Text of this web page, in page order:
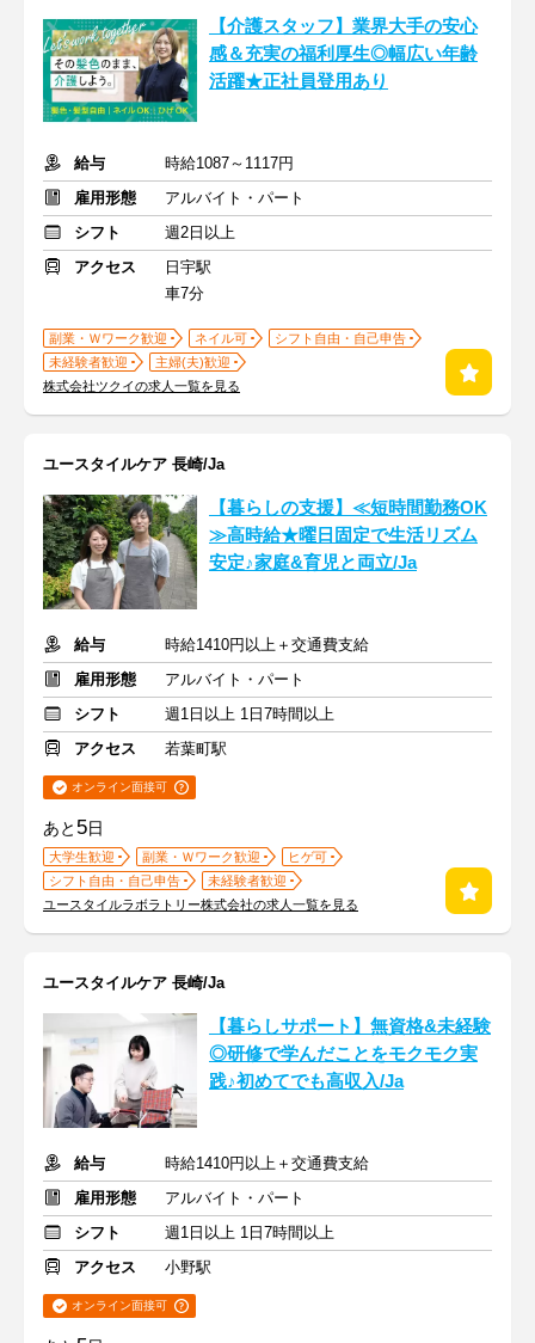
【介護スタッフ】業界大手の安心
感＆充実の福利厚生◎幅広い年齢
活躍★正社員登用あり
給与
時給1087～1117円
雇用形態
アルバイト・パート
シフト
週2日以上
アクセス
日宇駅
車7分
副業・Ｗワーク歓迎 ネイル可
シフト自由・自己申告
未経験者歓迎
主婦(夫)歓迎
株式会社ツクイの求人一覧を見る
ユースタイルケア 長崎/Ja
【暮らしの支援】≪短時間勤務OK
≫高時給★曜日固定で生活リズム
安定♪家庭&育児と両立/Ja
給与
時給1410円以上＋交通費支給
雇用形態
アルバイト・パート
シフト
週1日以上 1日7時間以上
アクセス
若葉町駅
オンライン面接可
あと 5日
大学生歓迎 副業・Ｗワーク歓迎
ヒゲ可
シフト自由・自己申告
未経験者歓迎
ユースタイルラボラトリー株式会社の求人一覧を見る
ユースタイルケア 長崎/Ja
【暮らしサポート】無資格&未経験
◎研修で学んだことをモクモク実
践♪初めてでも高収入/Ja
給与
時給1410円以上＋交通費支給
雇用形態
アルバイト・パート
シフト
週1日以上 1日7時間以上
アクセス
小野駅
オンライン面接可